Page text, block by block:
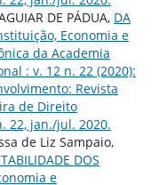
DE PÁDUA, DA
Economia e
da Academia
: v. 12 n. 22 (2020):
Revista
de Direito
22, jan./jul. 2020.
de Liz Sampaio,
DOS
e